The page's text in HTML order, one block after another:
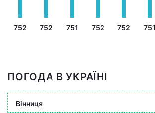
752 752 751 752 752 751
ПОГОДА В УКРАЇНІ
Вінниця